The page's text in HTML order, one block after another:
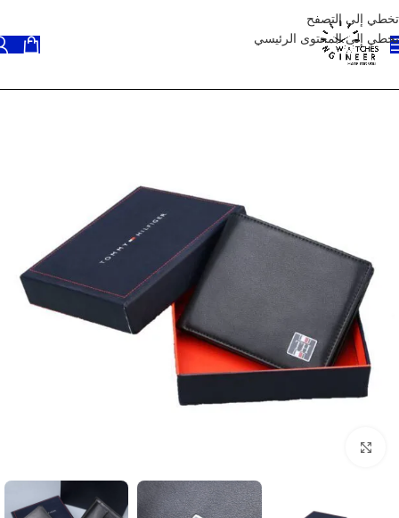
تخطي إلى التصفح
تخطي إلى المحتوى الرئيسي